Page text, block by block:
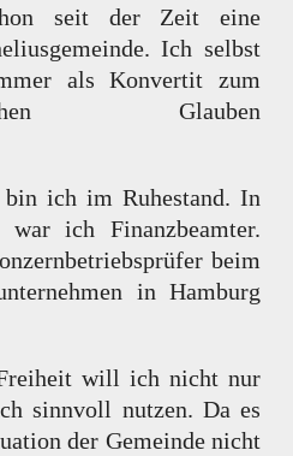
seit der Zeit eine
Ich selbst
als Konvertit zum
Glauben
ich im Ruhestand. In
war ich Finanzbeamter.
beim
in Hamburg
will ich nicht nur
sinnvoll nutzen. Da es
der Gemeinde nicht